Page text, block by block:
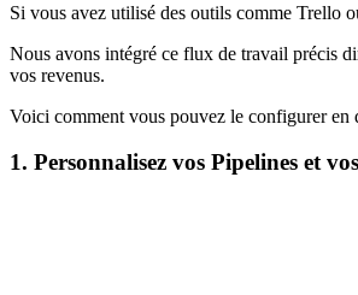
Si vous avez utilisé des outils comme Trello
Nous avons intégré ce flux de travail précis
vos revenus.
Voici comment vous pouvez le configurer en
1. Personnalisez vos Pipelines et